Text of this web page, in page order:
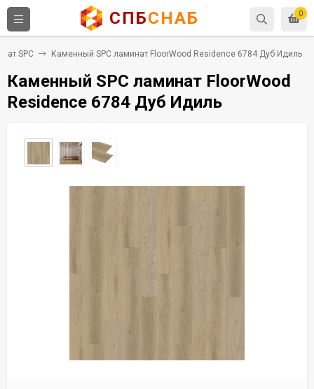
0
СПБСНАБ
SPC Каменный SPC ламинат FloorWood Residence 6784 Дуб Идиль
Каменный SPC ламинат FloorWood
Residence 6784 Дуб Идиль